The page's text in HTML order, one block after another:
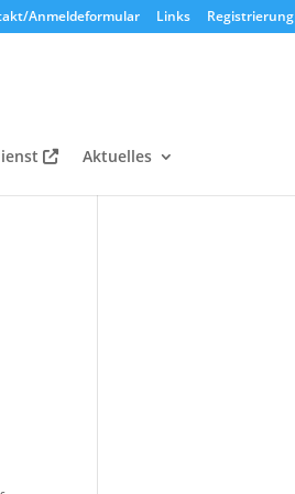
Anmeldeformular Links Registrierung
Aktuelles